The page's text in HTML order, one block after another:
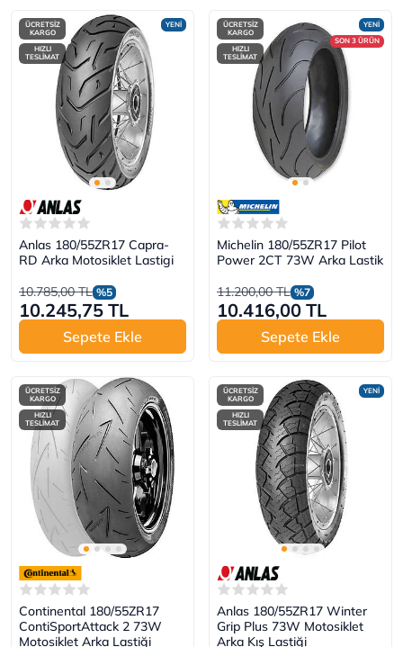
YENİ
ÜCRETSİZ
KARGO
HIZLI
TESLİMAT
Anlas 180/55ZR17 Capra-
RD Arka Motosiklet Lastigi
10.785,00 TL %5
10.245,75 TL
Sepete Ekle
YENİ
SON 3 ÜRÜN
ÜCRETSİZ
KARGO
HIZLI
TESLİMAT
Michelin 180/55ZR17 Pilot
Power 2CT 73W Arka Lastik
11.200,00 TL %7
10.416,00 TL
Sepete Ekle
ÜCRETSİZ
KARGO
HIZLI
TESLİMAT
Continental 180/55ZR17
ContiSportAttack 2 73W
Motosiklet Arka Lastiği
YENİ
ÜCRETSİZ
KARGO
HIZLI
TESLİMAT
Anlas 180/55ZR17 Winter
Grip Plus 73W Motosiklet
Arka Kış Lastiği